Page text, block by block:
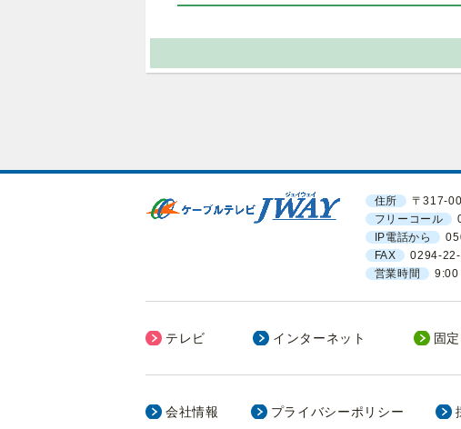
住所
〒317-
フリーコール
IP電話から
FAX
0294-
営業時間
9:00
テレビ インターネット 固
会社情報 プライバシーポリシー